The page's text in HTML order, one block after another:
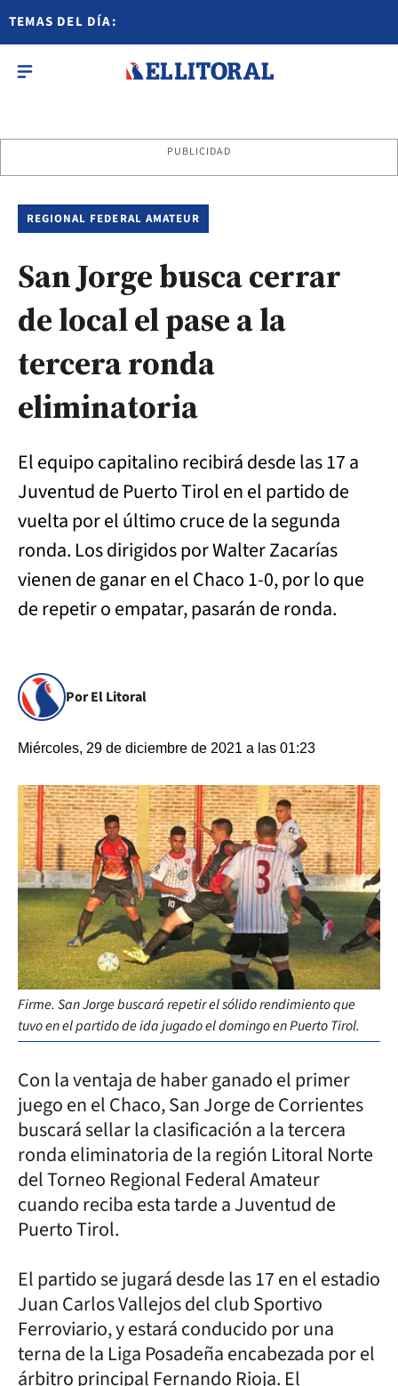
TEMAS DEL DÍA:
PUBLICIDAD
REGIONAL FEDERAL AMATEUR
San Jorge busca cerrar
de local el pase a la
tercera ronda
eliminatoria
El equipo capitalino recibirá desde las 17 a
Juventud de Puerto Tirol en el partido de
vuelta por el último cruce de la segunda
ronda. Los dirigidos por Walter Zacarías
vienen de ganar en el Chaco 1-0, por lo que
de repetir o empatar, pasarán de ronda.
Por El Litoral
Miércoles, 29 de diciembre de 2021 a las 01:23
Firme. San Jorge buscará repetir el sólido rendimiento que
tuvo en el partido de ida jugado el domingo en Puerto Tirol.
Con la ventaja de haber ganado el primer
juego en el Chaco, San Jorge de Corrientes
buscará sellar la clasificación a la tercera
ronda eliminatoria de la región Litoral Norte
del Torneo Regional Federal Amateur
cuando reciba esta tarde a Juventud de
Puerto Tirol.
El partido se jugará desde las 17 en el estadio
Juan Carlos Vallejos del club Sportivo
Ferroviario, y estará conducido por una
terna de la Liga Posadeña encabezada por el
árbitro principal Fernando Rioja. El